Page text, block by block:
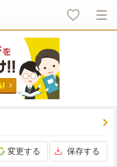
変更する 保存する